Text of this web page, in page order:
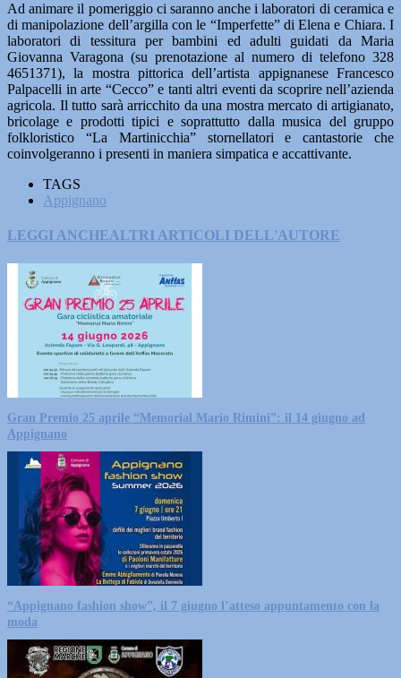
Ad animare il pomeriggio ci saranno anche i laboratori di ceramica e
di manipolazione dell’argilla con le “Imperfette” di Elena e Chiara. I
laboratori di tessitura per bambini ed adulti guidati da Maria
Giovanna Varagona (su prenotazione al numero di telefono 328
4651371), la mostra pittorica dell’artista appignanese Francesco
Palpacelli in arte “Cecco” e tanti altri eventi da scoprire nell’azienda
agricola. Il tutto sarà arricchito da una mostra mercato di artigianato,
bricolage e prodotti tipici e soprattutto dalla musica del gruppo
folkloristico “La Martinicchia” stornellatori e cantastorie che
coinvolgeranno i presenti in maniera simpatica e accattivante.
TAGS
Appignano
LEGGI ANCHEALTRI ARTICOLI DELL'AUTORE
Gran Premio 25 aprile “Memorial Mario Rimini”: il 14 giugno ad
Appignano
“Appignano fashion show”, il 7 giugno l’atteso appuntamento con la
moda